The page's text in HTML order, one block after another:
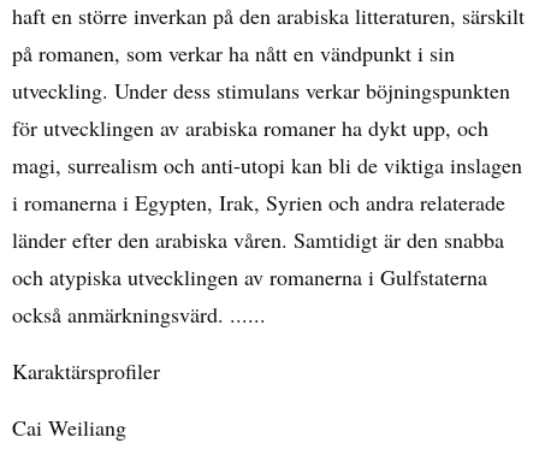
haft en större inverkan på den arabiska litteraturen, särskilt
på romanen, som verkar ha nått en vändpunkt i sin
utveckling. Under dess stimulans verkar böjningspunkten
för utvecklingen av arabiska romaner ha dykt upp, och
magi, surrealism och anti-utopi kan bli de viktiga inslagen
i romanerna i Egypten, Irak, Syrien och andra relaterade
länder efter den arabiska våren. Samtidigt är den snabba
och atypiska utvecklingen av romanerna i Gulfstaterna
också anmärkningsvärd. ......
Karaktärsprofiler
Cai Weiliang